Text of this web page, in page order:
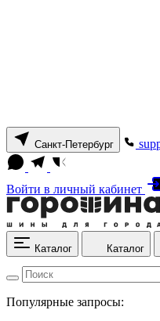
Санкт-Петербург
Войти в личный кабинет
Каталог Каталог
Популярные запросы: